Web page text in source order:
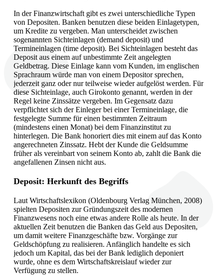
In der Finanzwirtschaft gibt es zwei unterschiedliche Typen
von Depositen. Banken benutzen diese beiden Einlagetypen,
um Kredite zu vergeben. Man unterscheidet zwischen
sogenannten Sichteinlagen (demand deposit) und
Termineinlagen (time deposit). Bei Sichteinlagen besteht das
Deposit aus einem auf unbestimmte Zeit angelegten
Geldbetrag. Diese Einlage kann vom Kunden, im englischen
Sprachraum würde man von einem Depositor sprechen,
jederzeit ganz oder nur teilweise wieder aufgelöst werden. Für
diese Sichteinlage, auch Girokonto genannt, werden in der
Regel keine Zinssätze vergeben. Im Gegensatz dazu
verpflichtet sich der Einleger bei einer Termineinlage, die
festgelegte Summe für einen bestimmten Zeitraum
(mindestens einen Monat) bei dem Finanzinstitut zu
hinterlegen. Die Bank honoriert dies mit einem auf das Konto
angerechneten Zinssatz. Hebt der Kunde die Geldsumme
früher als vereinbart von seinem Konto ab, zahlt die Bank die
angefallenen Zinsen nicht aus.
Deposit: Herkunft des Begriffs
Laut Wirtschaftslexikon (Oldenbourg Verlag München, 2008)
spielten Depositen zur Gründungszeit des modernen
Finanzwesens noch eine etwas andere Rolle als heute. In der
aktuellen Zeit benutzen die Banken das Geld aus Depositen,
um damit weitere Finanzgeschäfte bzw. Vorgänge zur
Geldschöpfung zu realisieren. Anfänglich handelte es sich
jedoch um Kapital, das bei der Bank lediglich deponiert
wurde, ohne es dem Wirtschaftskreislauf wieder zur
Verfügung zu stellen.